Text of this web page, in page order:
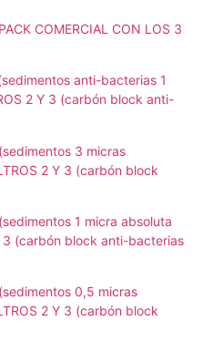
COMERCIAL CON LOS 3
anti-bacterias 1
2 Y 3 (carbón block anti-
3 micras
2 Y 3 (carbón block
1 micra absoluta
3 (carbón block anti-bacterias
0,5 micras
2 Y 3 (carbón block